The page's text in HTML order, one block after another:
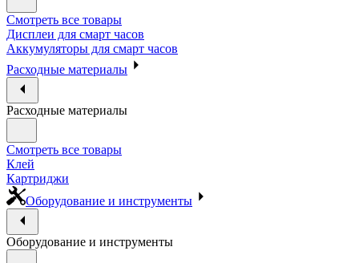
Смотреть все товары
Дисплеи для смарт часов
Аккумуляторы для смарт часов
Расходные материалы
Расходные материалы
Смотреть все товары
Клей
Картриджи
Оборудование и инструменты
Оборудование и инструменты